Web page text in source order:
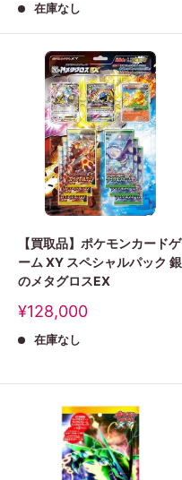
価
在庫なし
【買取品】ポケモンカードゲ
ーム XY スペシャルパック 銀
のメタグロスEX
販
価
¥128,000
在庫なし